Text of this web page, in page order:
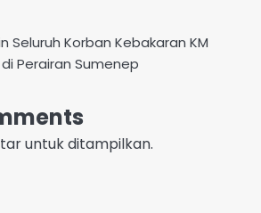
Seluruh Korban Kebakaran KM
Perairan Sumenep
untuk ditampilkan.